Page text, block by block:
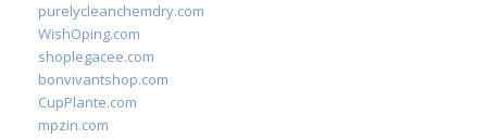
purelycleanchemdry.com
WishOping.com
shoplegacee.com
bonvivantshop.com
CupPlante.com
mpzin.com